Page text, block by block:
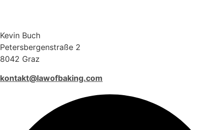
Kevin Buch
Petersbergenstraße 2
8042 Graz
kontakt@lawofbaking.com